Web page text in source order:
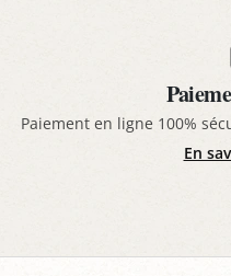
Paiement en ligne 100%
En